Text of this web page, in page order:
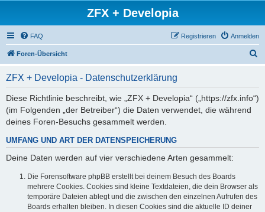
ZFX + Developia
FAQ Anmelden
Registrieren
Foren-Übersicht
ZFX + Developia - Datenschutzerklärung
Diese Richtlinie beschreibt, wie „ZFX + Developia“ („https://zfx.info“)
(im Folgenden „der Betreiber“) die Daten verwendet, die während
deines Foren-Besuchs gesammelt werden.
UMFANG UND ART DER DATENSPEICHERUNG
Deine Daten werden auf vier verschiedene Arten gesammelt:
Die Forensoftware phpBB erstellt bei deinem Besuch des Boards
mehrere Cookies. Cookies sind kleine Textdateien, die dein Browser als
temporäre Dateien ablegt und die zwischen den einzelnen Aufrufen des
Boards erhalten bleiben. In diesen Cookies sind die aktuelle ID deiner